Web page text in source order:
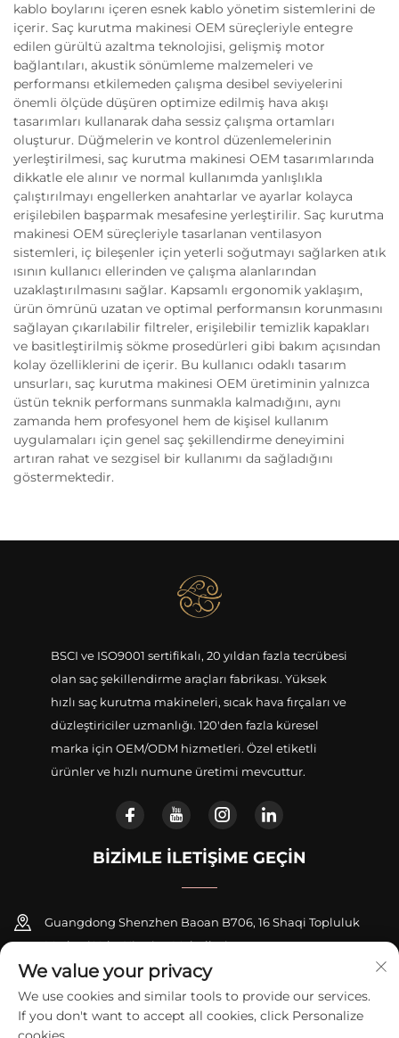
kablo boylarını içeren esnek kablo yönetim sistemlerini de
içerir. Saç kurutma makinesi OEM süreçleriyle entegre
edilen gürültü azaltma teknolojisi, gelişmiş motor
bağlantıları, akustik sönümleme malzemeleri ve
performansı etkilemeden çalışma desibel seviyelerini
önemli ölçüde düşüren optimize edilmiş hava akışı
tasarımları kullanarak daha sessiz çalışma ortamları
oluşturur. Düğmelerin ve kontrol düzenlemelerinin
yerleştirilmesi, saç kurutma makinesi OEM tasarımlarında
dikkatle ele alınır ve normal kullanımda yanlışlıkla
çalıştırılmayı engellerken anahtarlar ve ayarlar kolayca
erişilebilen başparmak mesafesine yerleştirilir. Saç kurutma
makinesi OEM süreçleriyle tasarlanan ventilasyon
sistemleri, iç bileşenler için yeterli soğutmayı sağlarken atık
ısının kullanıcı ellerinden ve çalışma alanlarından
uzaklaştırılmasını sağlar. Kapsamlı ergonomik yaklaşım,
ürün ömrünü uzatan ve optimal performansın korunmasını
sağlayan çıkarılabilir filtreler, erişilebilir temizlik kapakları
ve basitleştirilmiş sökme prosedürleri gibi bakım açısından
kolay özelliklerini de içerir. Bu kullanıcı odaklı tasarım
unsurları, saç kurutma makinesi OEM üretiminin yalnızca
üstün teknik performans sunmakla kalmadığını, aynı
zamanda hem profesyonel hem de kişisel kullanım
uygulamaları için genel saç şekillendirme deneyimini
artıran rahat ve sezgisel bir kullanımı da sağladığını
göstermektedir.
BSCI ve ISO9001 sertifikalı, 20 yıldan fazla tecrübesi
olan saç şekillendirme araçları fabrikası. Yüksek
hızlı saç kurutma makineleri, sıcak hava fırçaları ve
düzleştiriciler uzmanlığı. 120'den fazla küresel
marka için OEM/ODM hizmetleri. Özel etiketli
ürünler ve hızlı numune üretimi mevcuttur.
BIZIMLE İLETIŞIME GEÇIN
Guangdong Shenzhen Baoan B706, 16 Shaqi Topluluk
Merkezi Yolu, Xinqiao Mahallesi
+86-18948311339
[email protected]
We value your privacy
We use cookies and similar tools to provide our services.
If you don't want to accept all cookies, click Personalize